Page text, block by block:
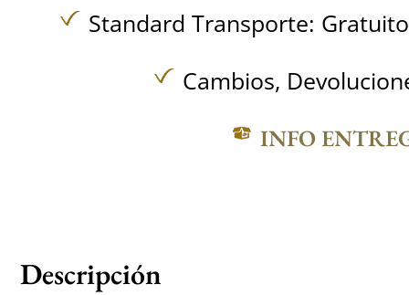
Standard Transporte:
Cambios,
INFO
Descripción